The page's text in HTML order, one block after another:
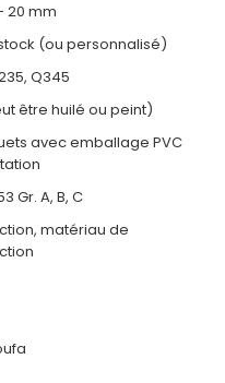
20 mm
(ou personnalisé)
Q345
être huilé ou peint)
avec emballage PVC
Gr. A, B, C
matériau de